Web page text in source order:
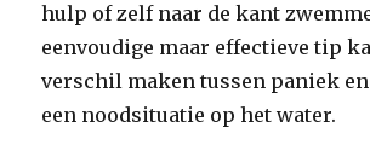
hulp of zelf naar de kant
eenvoudige maar effectieve tip
verschil maken tussen paniek
een noodsituatie op het water.